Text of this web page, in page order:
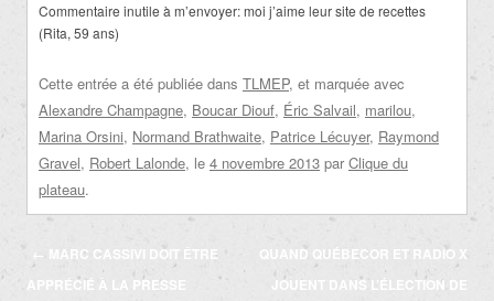
Commentaire inutile à m’envoyer: moi j’aime leur site de recettes
(Rita, 59 ans)
Cette entrée a été publiée dans TLMEP, et marquée avec
Alexandre Champagne, Boucar Diouf, Éric Salvail, marilou,
Marina Orsini, Normand Brathwaite, Patrice Lécuyer, Raymond
Gravel, Robert Lalonde, le 4 novembre 2013 par Clique du
plateau.
Navigation
des
← MARC CASSIVI DOIT ÊTRE
APPRÉCIÉ À LA PRESSE
QUAND QUÉBECOR ET RADIO X
JOUENT DANS L’ÉLECTION DE